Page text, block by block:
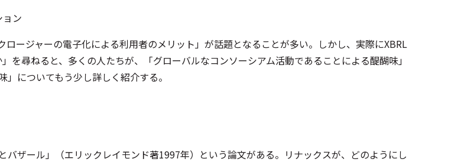
ョン
ージャーの電子化による利用者のメリット」が話題となることが多い。しかし、実際にXBRL
を尋ねると、多くの人たちが、「グローバルなコンソーシアム活動であることによる醍醐味」
についてもう少し詳しく紹介する。
ザール」（エリックレイモンド著1997年）という論文がある。リナックスが、どのようにし